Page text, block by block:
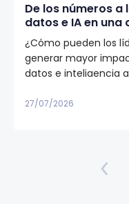
De los números
datos e IA en
Eduardo Jaramillo
¿Cómo pueden los
generar mayor
datos e inteligencia
VP de Talento
27/07/2026